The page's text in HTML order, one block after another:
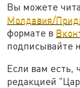
Вы можете
Молдавия/
формате в
подписывайте
Если вам есть,
редакцией